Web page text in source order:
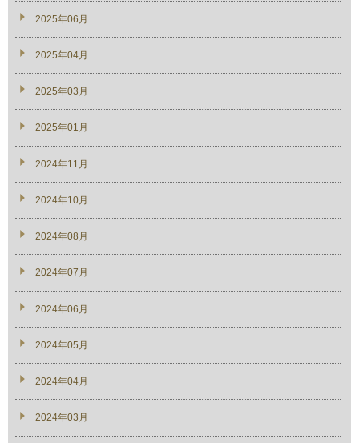
2025年06月
2025年04月
2025年03月
2025年01月
2024年11月
2024年10月
2024年08月
2024年07月
2024年06月
2024年05月
2024年04月
2024年03月